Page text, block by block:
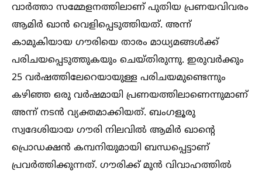
വാർത്താ സമ്മേളനത്തിലാണ് പുതിയ പ്രണയവിവരം
ആമിർ ഖാൻ വെളിപ്പെടുത്തിയത്. അന്ന്
കാമുകിയായ ഗൗരിയെ താരം മാധ്യമങ്ങള്‍ക്ക്
പരിചയപ്പെടുത്തുകയും ചെയ്തിരുന്നു. ഇരുവർക്കും
25 വർഷത്തിലേറെയായുള്ള പരിചയമുണ്ടെന്നും
കഴിഞ്ഞ ഒരു വർഷമായി പ്രണയത്തിലാണെന്നുമാണ്
അന്ന് നടൻ വ്യക്തമാക്കിയത്. ബംഗളൂരു
സ്വദേശിയായ ഗൗരി നിലവില്‍ ആമിർ ഖാന്റെ
പ്രൊഡക്ഷൻ കമ്പനിയുമായി ബന്ധപ്പെട്ടാണ്
പ്രവർത്തിക്കുന്നത്. ഗൗരിക്ക് മുൻ വിവാഹത്തില്‍